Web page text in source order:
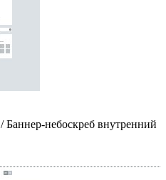
/ Баннер-небоскреб внутренний